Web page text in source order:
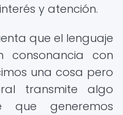
y atención.
que el lenguaje
consonancia con
una cosa pero
transmite algo
que generemos